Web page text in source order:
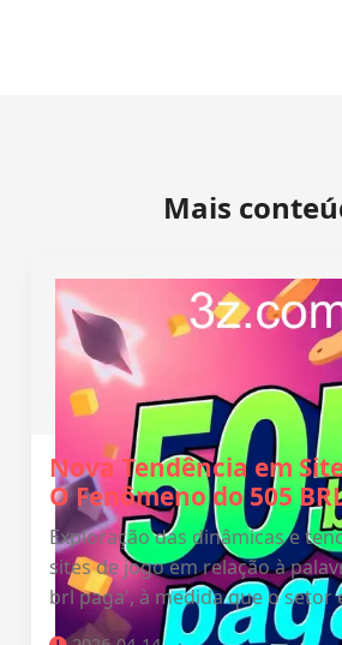
Mais
Nova Tendência em
O Fenômeno do 505
Exploração das dinâmicas e
sites de jogo em relação à
brl paga', à medida que o setor